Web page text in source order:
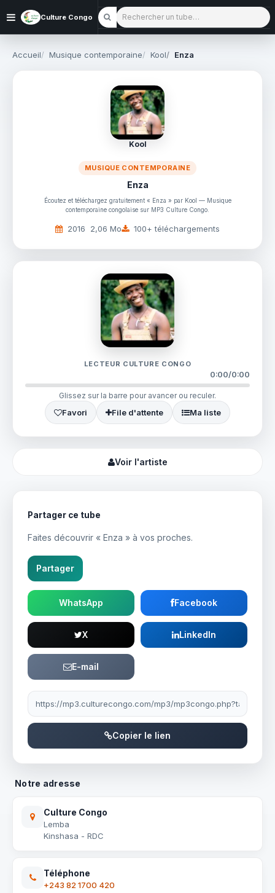
Culture Congo Rechercher un tube
Accueil Musique contemporaine Kool Enza
Kool
MUSIQUE CONTEMPORAINE
Enza
Écoutez et téléchargez gratuitement « Enza » par Kool — Musique
contemporaine congolaise sur MP3 Culture Congo.
2016 2,06 Mo 100+ téléchargements
LECTEUR CULTURE CONGO
0:00/0:00
Glissez sur la barre pour avancer ou reculer.
Favori File d'attente Ma liste
Voir l'artiste
Partager ce tube
Faites découvrir « Enza » à vos proches.
Partager
WhatsApp Facebook
X LinkedIn
E-mail
Lien à partager
Copier le lien
Notre adresse
Culture Congo
Lemba
Kinshasa - RDC
Téléphone
+243 82 1700 420